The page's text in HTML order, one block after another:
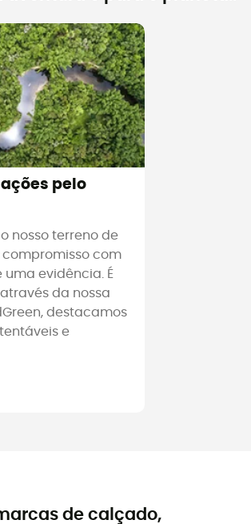
pelo
nosso terreno de
compromisso com
uma evidência. É
da nossa
destacamos
e
de calçado,